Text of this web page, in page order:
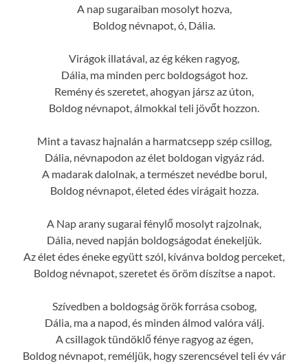
A nap sugaraiban mosolyt hozva,
Boldog névnapot, ó, Dália.
Virágok illatával, az ég kéken ragyog,
Dália, ma minden perc boldogságot hoz.
Remény és szeretet, ahogyan jársz az úton,
Boldog névnapot, álmokkal teli jövőt hozzon.
Mint a tavasz hajnalán a harmatcsepp szép csillog,
Dália, névnapodon az élet boldogan vigyáz rád.
A madarak dalolnak, a természet nevédbe borul,
Boldog névnapot, életed édes virágait hozza.
A Nap arany sugarai fénylő mosolyt rajzolnak,
Dália, neved napján boldogságodat énekeljük.
Az élet édes éneke együtt szól, kívánva boldog perceket,
Boldog névnapot, szeretet és öröm díszítse a napot.
Szívedben a boldogság örök forrása csobog,
Dália, ma a napod, és minden álmod valóra válj.
A csillagok tündöklő fénye ragyog az égen,
Boldog névnapot, reméljük, hogy szerencsével teli év vár